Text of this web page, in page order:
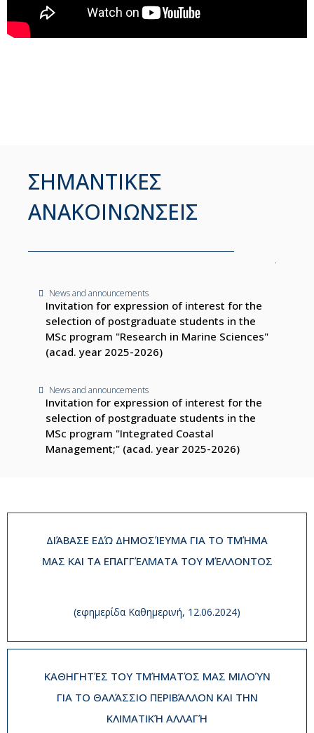
ΣΗΜΑΝΤΙΚΕΣ
ΑΝΑΚΟΙΝΩΝΣΕΙΣ
News and announcements
Invitation for expression of interest for the
selection of postgraduate students in the
MSc program "Research in Marine Sciences"
(acad. year 2025-2026)
News and announcements
Invitation for expression of interest for the
selection of postgraduate students in the
MSc program "Integrated Coastal
Management;" (acad. year 2025-2026)
ΔΙΆΒΑΣΕ ΕΔΏ ΔΗΜΟΣΊΕΥΜΑ ΓΙΑ ΤΟ ΤΜΉΜΑ
ΜΑΣ ΚΑΙ ΤΑ ΕΠΑΓΓΈΛΜΑΤΑ ΤΟΥ ΜΈΛΛΟΝΤΟΣ
(εφημερίδα Καθημερινή, 12.06.2024)
ΚΑΘΗΓΗΤΈΣ ΤΟΥ ΤΜΉΜΑΤΌΣ ΜΑΣ ΜΙΛΟΎΝ
ΓΙΑ ΤΟ ΘΑΛΆΣΣΙΟ ΠΕΡΙΒΆΛΛΟΝ ΚΑΙ ΤΗΝ
ΚΛΙΜΑΤΙΚΉ ΑΛΛΑΓΉ